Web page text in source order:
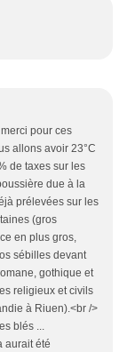
pour ces
allons avoir 23°C
de taxes sur les
due à la
prélevées sur les
(gros
en plus gros,
sébilles devant
gothique et
religieux et civils
à Riuen).<br />
blés ...
aurait été